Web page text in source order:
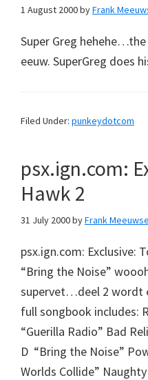
1 August 2000byFrank
Super Greg
eeuw. SuperGreg does
Filed Under: punkeydotcom
psx.ign.com:
Hawk 2
31 July 2000byFrank
psx.ign.com: Exclusive:
“Bring the Noise”
supervet…deel 2 wordt
full songbook includes:
“Guerilla Radio” Bad
D  “Bring the Noise”
Worlds Collide”